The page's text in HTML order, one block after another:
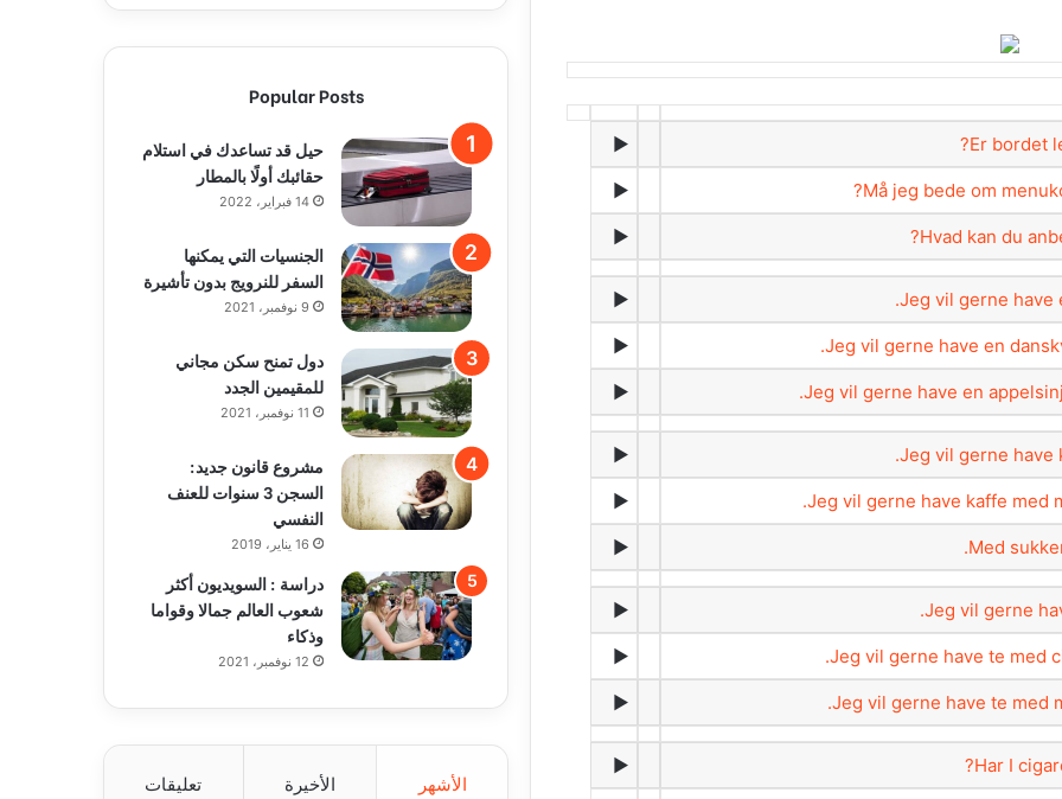
Er bordet
►
Må jeg bede om
►
Hvad kan du
►
Jeg vil gerne have
►
Jeg vil gerne have en
►
Jeg vil gerne have en
►
Jeg vil gerne have
►
Jeg vil gerne have kaffe med
►
Med
►
Jeg vil gerne
►
Jeg vil gerne have te med
►
Jeg vil gerne have te med
►
Har I
►
Popular Posts
حيل قد تساعدك في استلام
حقائبك أولًا بالمطار
14 فبراير، 2022
الجنسيات التي يمكنها
السفر للنرويج بدون تأشيرة
9 نوفمبر، 2021
دول تمنح سكن مجاني
للمقيمين الجدد
11 نوفمبر، 2021
مشروع قانون جديد:
السجن 3 سنوات للعنف
النفسي
16 يناير، 2019
دراسة : السويديون أكثر
شعوب العالم جمالا وقواما
وذكاء
12 نوفمبر، 2021
الأشهر الأخيرة تعليقات